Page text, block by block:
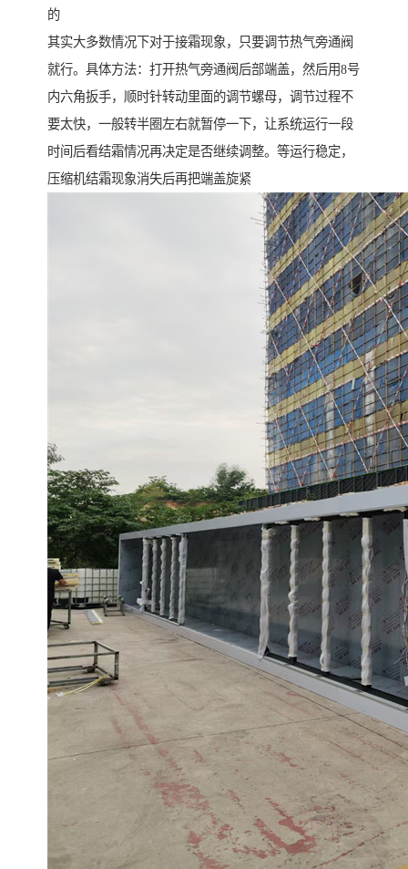
的
其实大多数情况下对于接霜现象，只要调节热气旁通阀
就行。具体方法：打开热气旁通阀后部端盖，然后用8号
内六角扳手，顺时针转动里面的调节螺母，调节过程不
要太快，一般转半圈左右就暂停一下，让系统运行一段
时间后看结霜情况再决定是否继续调整。等运行稳定，
压缩机结霜现象消失后再把端盖旋紧